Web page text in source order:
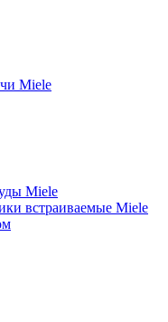
Miele
Miele
встраиваемые Miele